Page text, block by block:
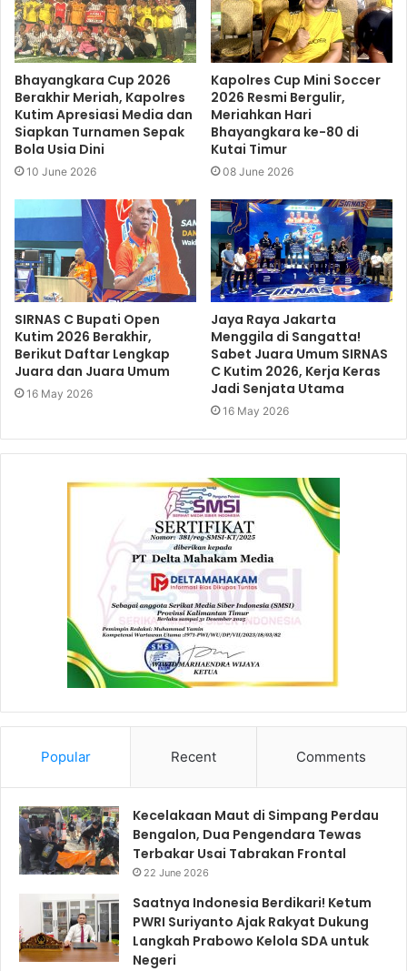
Bhayangkara Cup 2026
Berakhir Meriah, Kapolres
Kutim Apresiasi Media dan
Siapkan Turnamen Sepak
Bola Usia Dini
10 June 2026
Kapolres Cup Mini Soccer
2026 Resmi Bergulir,
Meriahkan Hari
Bhayangkara ke-80 di
Kutai Timur
08 June 2026
SIRNAS C Bupati Open
Kutim 2026 Berakhir,
Berikut Daftar Lengkap
Juara dan Juara Umum
16 May 2026
Jaya Raya Jakarta
Menggila di Sangatta!
Sabet Juara Umum SIRNAS
C Kutim 2026, Kerja Keras
Jadi Senjata Utama
16 May 2026
Popular Recent Comments
Kecelakaan Maut di Simpang Perdau
Bengalon, Dua Pengendara Tewas
Terbakar Usai Tabrakan Frontal
22 June 2026
Saatnya Indonesia Berdikari! Ketum
PWRI Suriyanto Ajak Rakyat Dukung
Langkah Prabowo Kelola SDA untuk
Negeri